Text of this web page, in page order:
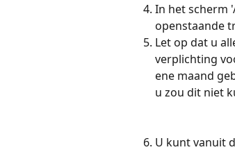
In het scherm
openstaande
Let op dat u
verplichting
ene maand
u zou dit niet
U kunt vanuit